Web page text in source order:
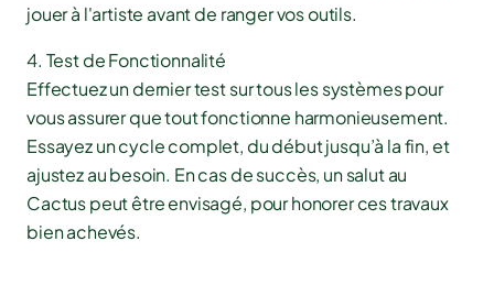
jouer à l'artiste avant de ranger vos outils.
4. Test de Fonctionnalité
Effectuez un dernier test sur tous les systèmes pour
vous assurer que tout fonctionne harmonieusement.
Essayez un cycle complet, du début jusqu’à la fin, et
ajustez au besoin. En cas de succès, un salut au
Cactus peut être envisagé, pour honorer ces travaux
bien achevés.